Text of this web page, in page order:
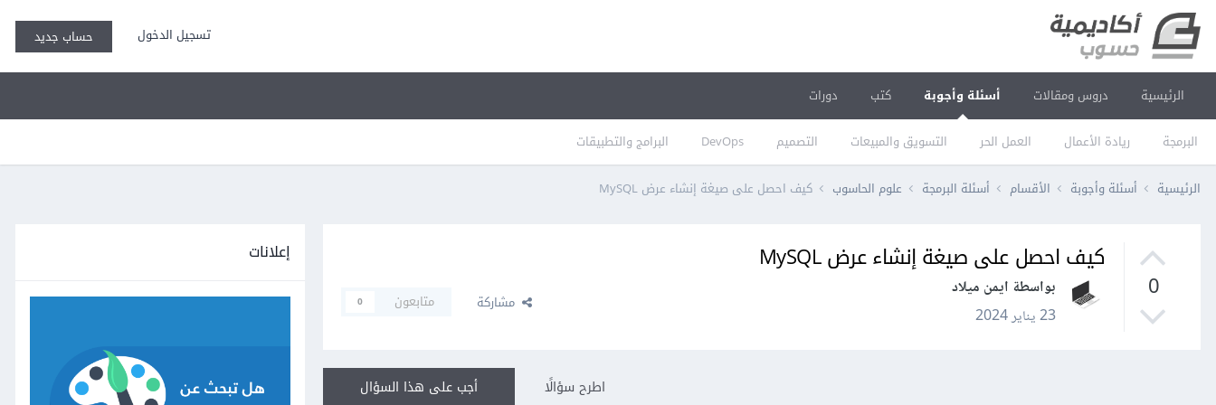
تسجيل الدخول حساب جديد
الرئيسية دروس ومقالات أسئلة وأجوبة
البرمجة ريادة الأعمال العمل الحر التسويق والمبيعات التصميم DevOps البرامج والتطبيقات
كتب دورات
الرئيسية أسئلة وأجوبة الأقسام أسئلة البرمجة علوم الحاسوب كيف احصل على صيغة إنشاء عرض MySQL
0
كيف احصل على صيغة إنشاء عرض MySQL
بواسطة ايمن ميلاد
23 يناير 2024
مشاركة متابعون 0
أجب على هذا السؤال اطرح سؤالًا
إعلانات